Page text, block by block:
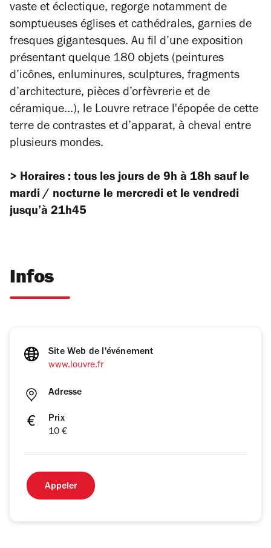
vaste et éclectique, regorge notamment de
somptueuses églises et cathédrales, garnies de
fresques gigantesques. Au fil d’une exposition
présentant quelque 180 objets (peintures
d’icônes, enluminures, sculptures, fragments
d’architecture, pièces d’orfèvrerie et de
céramique...), le Louvre retrace l'épopée de cette
terre de contrastes et d’apparat, à cheval entre
plusieurs mondes.
> Horaires : tous les jours de 9h à 18h sauf le
mardi / nocturne le mercredi et le vendredi
jusqu’à 21h45
Infos
Site Web de l'événement
www.louvre.fr
Adresse
Prix
10 €
Appeler